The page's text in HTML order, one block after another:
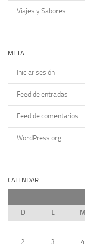
Viajes y Sabores
META
Iniciar sesión
Feed de entradas
Feed de comentarios
WordPress.org
CALENDAR
D
L M
2
3 4